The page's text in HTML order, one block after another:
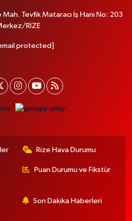
Tevfik Mataracı İş Hanı No: 203
RİZE
protected]
Rize Hava Durumu
Puan Durumu ve Fikstür
Son Dakika Haberleri